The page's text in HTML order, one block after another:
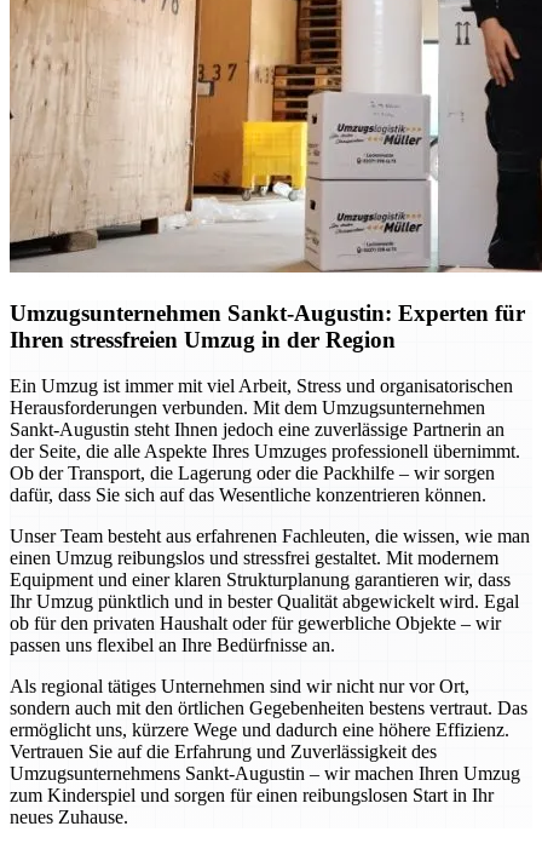
Umzugsunternehmen Sankt-Augustin: Experten für
Ihren stressfreien Umzug in der Region
Ein Umzug ist immer mit viel Arbeit, Stress und organisatorischen
Herausforderungen verbunden. Mit dem Umzugsunternehmen
Sankt-Augustin steht Ihnen jedoch eine zuverlässige Partnerin an
der Seite, die alle Aspekte Ihres Umzuges professionell übernimmt.
Ob der Transport, die Lagerung oder die Packhilfe – wir sorgen
dafür, dass Sie sich auf das Wesentliche konzentrieren können.
Unser Team besteht aus erfahrenen Fachleuten, die wissen, wie man
einen Umzug reibungslos und stressfrei gestaltet. Mit modernem
Equipment und einer klaren Strukturplanung garantieren wir, dass
Ihr Umzug pünktlich und in bester Qualität abgewickelt wird. Egal
ob für den privaten Haushalt oder für gewerbliche Objekte – wir
passen uns flexibel an Ihre Bedürfnisse an.
Als regional tätiges Unternehmen sind wir nicht nur vor Ort,
sondern auch mit den örtlichen Gegebenheiten bestens vertraut. Das
ermöglicht uns, kürzere Wege und dadurch eine höhere Effizienz.
Vertrauen Sie auf die Erfahrung und Zuverlässigkeit des
Umzugsunternehmens Sankt-Augustin – wir machen Ihren Umzug
zum Kinderspiel und sorgen für einen reibungslosen Start in Ihr
neues Zuhause.